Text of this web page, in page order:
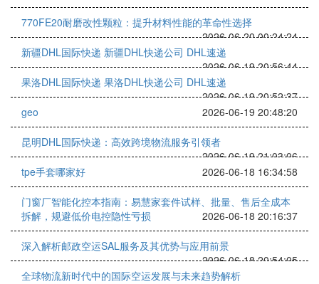
770FE20耐磨改性颗粒：提升材料性能的革命性选择
2026-06-20 00:24:24
新疆DHL国际快递 新疆DHL快递公司 DHL速递
2026-06-19 20:56:44
果洛DHL国际快递 果洛DHL快递公司 DHL速递
2026-06-19 20:52:37
geo
2026-06-19 20:48:20
昆明DHL国际快递：高效跨境物流服务引领者
2026-06-19 21:03:06
tpe手套哪家好
2026-06-18 16:34:58
门窗厂智能化控本指南：易慧家套件试样、批量、售后全成本
拆解，规避低价电控隐性亏损
2026-06-18 20:16:37
深入解析邮政空运SAL服务及其优势与应用前景
2026-06-18 20:54:05
全球物流新时代中的国际空运发展与未来趋势解析